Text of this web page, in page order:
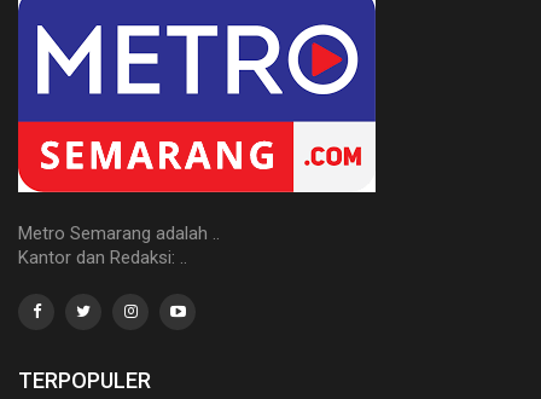
Metro Semarang adalah ..
Kantor dan Redaksi: ..
TERPOPULER